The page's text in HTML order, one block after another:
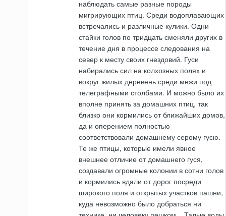
наблюдать самые разные породы
мигрирующих птиц. Среди водоплавающих
встречались и различные кулики. Одни
стайки голов по тридцать сменяли других в
течение дня в процессе следования на
север к месту своих гнездовий. Гуси
набирались сил на колхозных полях и
вокруг жилых деревень среди межи под
телеграфными столбами. И можно было их
вполне принять за домашних птиц, так
близко они кормились от ближайших домов,
да и оперением полностью
соответствовали домашнему серому гусю.
Те же птицы, которые имели явное
внешнее отличие от домашнего гуся,
создавали огромные колонии в сотни голов
и кормились вдали от дорог посреди
широкого поля и открытых участков пашни,
куда невозможно было добраться ни